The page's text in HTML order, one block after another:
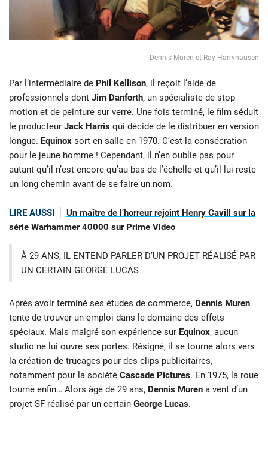
Dennis Muren et Ray Harryhausen
Par l’intermédiaire de Phil Kellison, il reçoit l’aide de
professionnels dont Jim Danforth, un spécialiste de stop
motion et de peinture sur verre. Une fois terminé, le film séduit
le producteur Jack Harris qui décide de le distribuer en version
longue. Equinox sort en salle en 1970. C’est la consécration
pour le jeune homme ! Cependant, il n’en oublie pas pour
autant qu’il n’est encore qu’au bas de l’échelle et qu’il lui reste
un long chemin avant de se faire un nom.
LIRE AUSSI
Un maître de l’horreur rejoint Henry Cavill sur la
série Warhammer 40000 sur Prime Video
À 29 ANS, IL ENTEND PARLER D’UN PROJET RÉALISÉ PAR
UN CERTAIN GEORGE LUCAS
Après avoir terminé ses études de commerce, Dennis Muren
tente de trouver un emploi dans le domaine des effets
spéciaux. Mais malgré son expérience sur Equinox, aucun
studio ne lui ouvre ses portes. Résigné, il se tourne alors vers
la création de trucages pour des clips publicitaires,
notamment pour la société Cascade Pictures. En 1975, la roue
tourne enfin… Alors âgé de 29 ans, Dennis Muren a vent d’un
projet SF réalisé par un certain George Lucas.